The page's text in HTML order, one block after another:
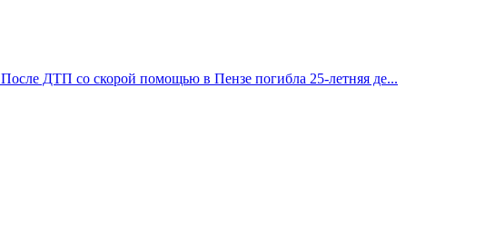
После ДТП со скорой помощью в Пензе погибла 25-летняя де...